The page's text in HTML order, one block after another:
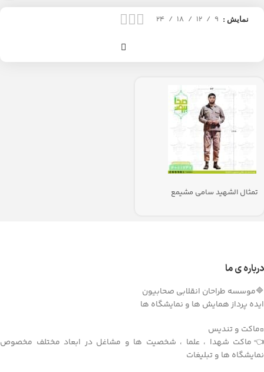
نمایش 9
12
18
24
تمثال الشهيد سامي مشيمع
درباره ی ما
🔷موسسه طراحان انقلابی صحابیون
ایده پرداز همایش ها و نمایشگاه ها
▫️ماکت و تندیس
👈ماکت شهدا ، علما ، شخصیت ها و مشاغل در ابعاد مختلف مخصوص
نمایشگاه ها و تبلیغات